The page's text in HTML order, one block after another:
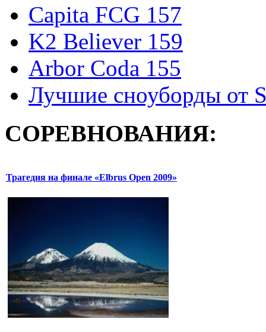
Capita FCG 157
K2 Believer 159
Arbor Coda 155
Лучшие сноуборды от
СОРЕВНОВАНИЯ:
Трагедия на финале «Elbrus Open 2009»